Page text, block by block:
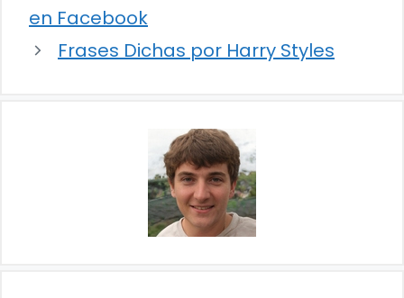
en Facebook
Frases Dichas por Harry Styles